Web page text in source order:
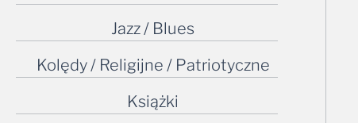
Jazz / Blues
Kolędy / Religijne / Patriotyczne
Książki